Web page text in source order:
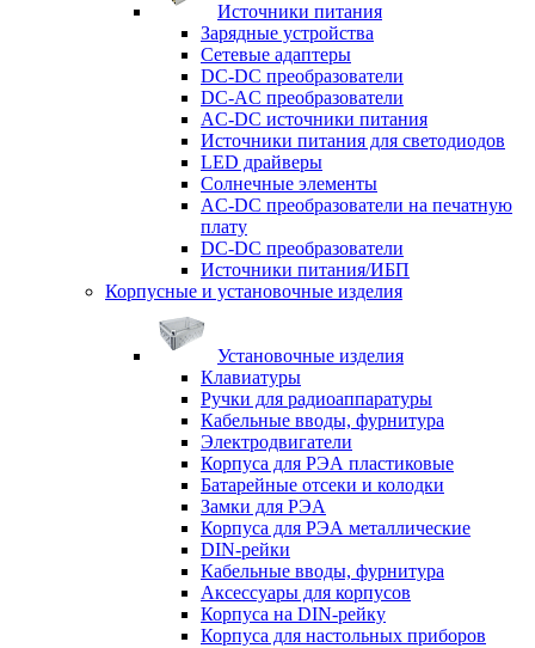
Источники питания
Зарядные устройства
Сетевые адаптеры
DC-DC преобразователи
DC-AC преобразователи
AC-DC источники питания
Источники питания для светодиодов
LED драйверы
Солнечные элементы
AC-DC преобразователи на печатную
плату
DC-DC преобразователи
Источники питания/ИБП
Корпусные и установочные изделия
Установочные изделия
Клавиатуры
Ручки для радиоаппаратуры
Кабельные вводы, фурнитура
Электродвигатели
Корпуса для РЭА пластиковые
Батарейные отсеки и колодки
Замки для РЭА
Корпуса для РЭА металлические
DIN-рейки
Кабельные вводы, фурнитура
Аксессуары для корпусов
Корпуса на DIN-рейку
Корпуса для настольных приборов